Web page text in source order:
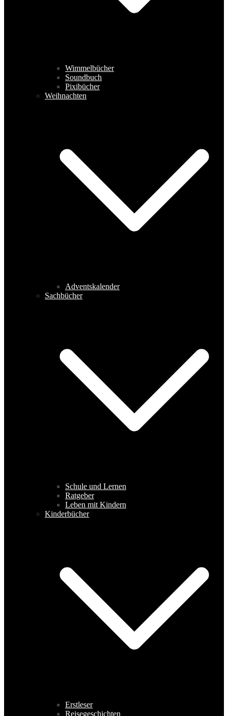
Wimmelbücher
Soundbuch
Pixibücher
Weihnachten
Adventskalender
Sachbücher
Schule und Lernen
Ratgeber
Leben mit Kindern
Kinderbücher
Erstleser
Reisegeschichten